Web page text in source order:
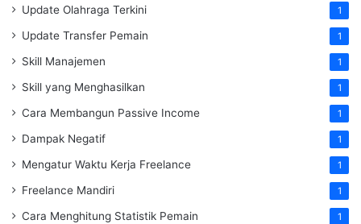
Update Olahraga Terkini 1
Update Transfer Pemain 1
Skill Manajemen 1
Skill yang Menghasilkan 1
Cara Membangun Passive Income 1
Dampak Negatif 1
Mengatur Waktu Kerja Freelance 1
Freelance Mandiri 1
Cara Menghitung Statistik Pemain 1